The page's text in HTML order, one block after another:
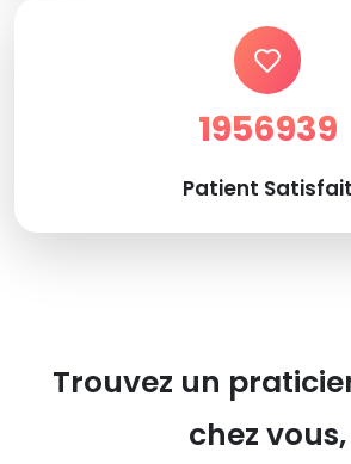
1956939
Patient Satisfait
Trouvez un
chez vous,